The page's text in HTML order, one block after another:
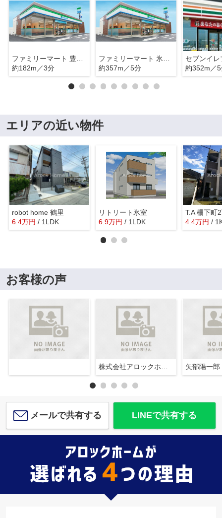
約182m／3分
約357m／5分
約352m／
エリアの近い物件
robot home 鶴里
6.4万円 / 1LDK
リトリート氷室
6.9万円 / 1LDK
T.A 柵下町
4.4万円 /
お客様の声
矢部陽一郎
メールで共有する LINEで共有する